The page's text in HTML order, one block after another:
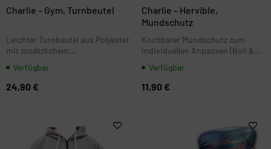
Charlie – Gym, Turnbeutel
Leichter Turnbeutel aus Polyester
mit zusätzlichem
Gym, Training und unterwegs.
Verfügbar
24,90 €
Charlie – Hervible,
Mundschutz
Kochbarer Mundschutz zum
individuellen Anpassen (Boil &
Kiefer beim Training, inkl. Box
zur Aufbewahrung.
Verfügbar
11,90 €